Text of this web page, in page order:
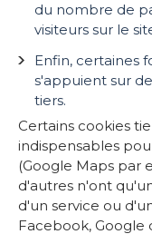
du nombre de
visiteurs sur le
Enfin, certaines
s'appuient sur
tiers.
Certains cookies
indispensables
(Google Maps par
d'autres n'ont
d'un service ou
Facebook, Google